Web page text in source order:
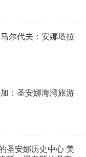
尔代夫：安娜塔拉
：圣安娜海湾旅游
圣安娜历史中心 美